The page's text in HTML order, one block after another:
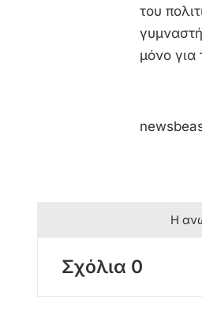
του
μόνο για
Η
Σχόλια 0